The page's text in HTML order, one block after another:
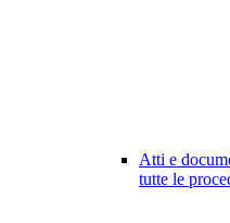
Atti e
tutte le